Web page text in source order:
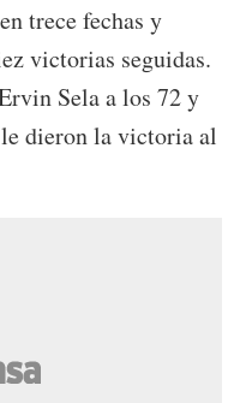
trece fechas y
victorias seguidas.
Sela a los 72 y
dieron la victoria al